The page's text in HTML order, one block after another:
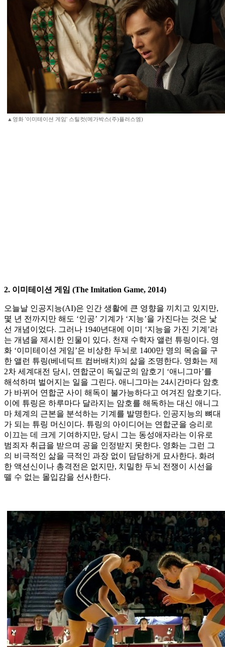
▲영화 '이미테이션 게임' 스틸컷(메가박스(주)플러스엠)
2. 이미테이션 게임 (The Imitation Game, 2014)
오늘날 인공지능(AI)은 인간 생활에 큰 영향을 끼치고 있지만,
몇 년 전까지만 해도 ‘인공’ 기계가 ‘지능’을 가진다는 것은 낯
선 개념이었다. 그러나 1940년대에 이미 ‘지능을 가진 기계’라
는 개념을 제시한 인물이 있다. 천재 수학자 앨런 튜링이다. 영
화 ‘이미테이션 게임’은 비상한 두뇌로 1400만 명의 목숨을 구
한 앨런 튜링(베네딕트 컴버배치)의 삶을 조명한다. 영화는 제
2차 세계대전 당시, 연합군이 독일군의 암호기 ‘애니그마’를
해석하며 벌어지는 일을 그린다. 애니그마는 24시간마다 암호
가 바뀌어 연합군 사이 해독이 불가능하다고 여겨진 암호기다.
이에 튜링은 하루마다 달라지는 암호를 해독하는 대신 애니그
마 체계의 근본을 분석하는 기계를 발명한다. 인공지능의 뼈대
가 되는 튜링 머신이다. 튜링의 아이디어는 연합군을 승리로
이끄는 데 크게 기여하지만, 당시 그는 동성애자라는 이유로
범죄자 취급을 받으며 공을 인정받지 못한다. 영화는 그런 그
의 비극적인 삶을 극적인 과장 없이 담담하게 묘사한다. 화려
한 액션신이나 총격전은 없지만, 치밀한 두뇌 전쟁이 시선을
뗄 수 없는 몰입감을 선사한다.